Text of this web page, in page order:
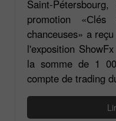
Saint-
promotion
chanceuses» a
l'exposition
la somme de 1
compte de trading